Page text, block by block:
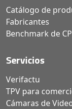
Catálogo de
Fabricantes
Benchmark de
Servicios
Verifactu
TPV para
Cámaras de